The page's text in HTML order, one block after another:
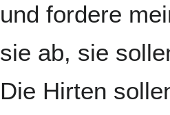
und fordere
sie ab, sie
Die Hirten